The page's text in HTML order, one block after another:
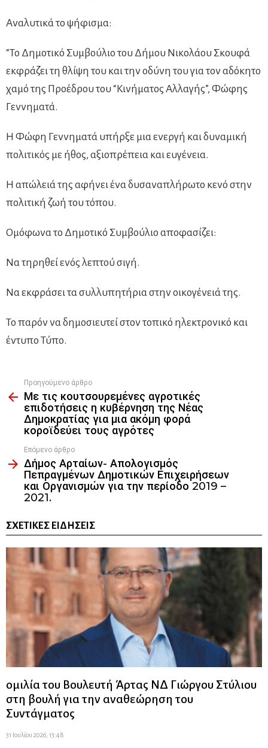
Αναλυτικά το ψήφισμα:
“Το Δημοτικό Συμβούλιο του Δήμου Νικολάου Σκουφά
εκφράζει τη θλίψη του και την οδύνη του για τον αδόκητο
χαμό της Προέδρου του “Κινήματος Αλλαγής”, Φώφης
Γεννηματά.
Η Φώφη Γεννηματά υπήρξε μια ενεργή και δυναμική
πολιτικός με ήθος, αξιοπρέπεια και ευγένεια.
Η απώλειά της αφήνει ένα δυσαναπλήρωτο κενό στην
πολιτική ζωή του τόπου.
Ομόφωνα το Δημοτικό Συμβούλιο αποφασίζει:
Να τηρηθεί ενός λεπτού σιγή.
Να εκφράσει τα συλλυπητήρια στην οικογένειά της.
Το παρόν να δημοσιευτεί στον τοπικό ηλεκτρονικό και
έντυπο Τύπο.
more
Προηγούμενο άρθρο
Με τις κουτσουρεμένες αγροτικές
επιδοτήσεις η κυβέρνηση της Νέας
Δημοκρατίας για μια ακόμη φορά
κοροϊδεύει τους αγρότες
Επόμενο άρθρο
Δήμος Αρταίων- Απολογισμός
Πεπραγμένων Δημοτικών Επιχειρήσεων
και Οργανισμών για την περίοδο 2019 –
2021.
ΣΧΕΤΙΚΈΣ ΕΙΔΉΣΕΙΣ
ομιλία του Βουλευτή Άρτας ΝΔ Γιώργου Στύλιου
στη βουλή για την αναθεώρηση του
Συντάγματος
31 Ιουλίου 2026, 13:48